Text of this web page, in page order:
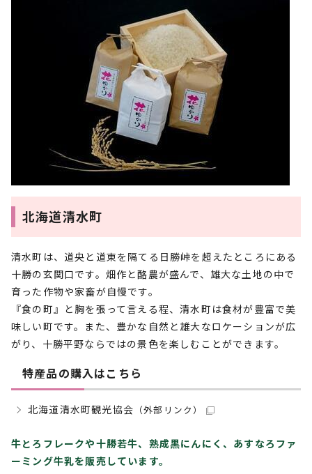
北海道清水町
清水町は、道央と道東を隔てる日勝峠を超えたところにある
十勝の玄関口です。畑作と酪農が盛んで、雄大な土地の中で
育った作物や家畜が自慢です。
『食の町』と胸を張って言える程、清水町は食材が豊富で美
味しい町です。また、豊かな自然と雄大なロケーションが広
がり、十勝平野ならではの景色を楽しむことができます。
特産品の購入はこちら
北海道清水町観光協会 （外部リンク）
牛とろフレークや十勝若牛、熟成黒にんにく、あすなろファ
ーミング牛乳を販売しています。